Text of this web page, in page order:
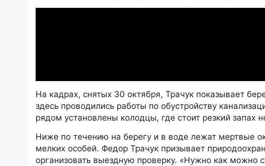
На кадрах, снятых 30 октября, Трачук показывает
здесь проводились работы по обустройству
рядом установлены колодцы, где стоит резкий запах
Ниже по течению на берегу и в воде лежат мертвые
мелких особей. Федор Трачук призывает
организовать выездную проверку. «Нужно как можно